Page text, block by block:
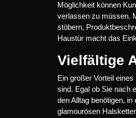
Möglichkeit können
verlassen zu müssen.
stöbern,
Haustür macht das
Vielfältige
Ein großer Vorteil
sind. Egal ob Sie nach
den Alltag benötigen,
glamourösen